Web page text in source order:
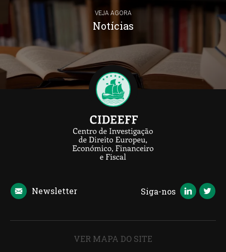
VEJA AGORA
Notícias
Newsletter Siga-nos
VER MAPA DO SITE